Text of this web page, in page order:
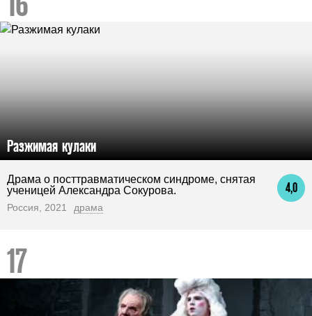
Разжимая кулаки
4,0
Драма о посттравматическом синдроме, снятая
ученицей Александра Сокурова.
Россия, 2021 драма